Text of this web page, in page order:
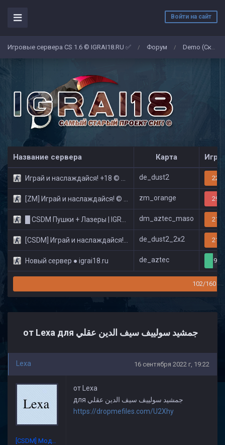
Войти на сайт
Игровые сервера CS 1.6 © IGRAI18.RU ✅ / Форум / Demo (Скриншоты)
Название сервера Карта
Играй и наслаждайся! +18 © Public de_dust2 22/
[ZM] Играй и наслаждайся! © Zombie Show zm_orange 29/
█ CSDM Пушки + Лазеры | IGRAI18.RU ツ █ dm_aztec_maso 21/
[CSDM] Играй и наслаждайся! © Classic de_dust2_2x2 21/
Новый сервер ● igrai18.ru de_aztec 9/
102/160
от Lexa для جمشيد سولييف سيف الدين عقلي
Lexa 16 сентября 2022 г, 19:22
[CSDM] Модератор
от Lexa
для جمشيد سولييف سيف الدين عقلي
https://dropmefiles.com/U2Xhy